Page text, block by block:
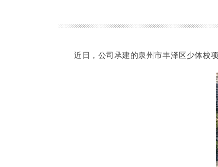
近日，公司承建的泉州市丰泽区少体校